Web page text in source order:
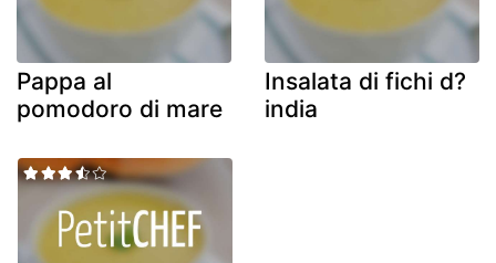
Pappa al
pomodoro di mare
Insalata di fichi d?
india